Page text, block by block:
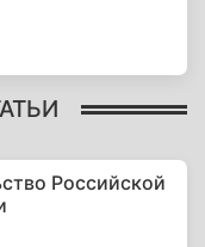
Российской